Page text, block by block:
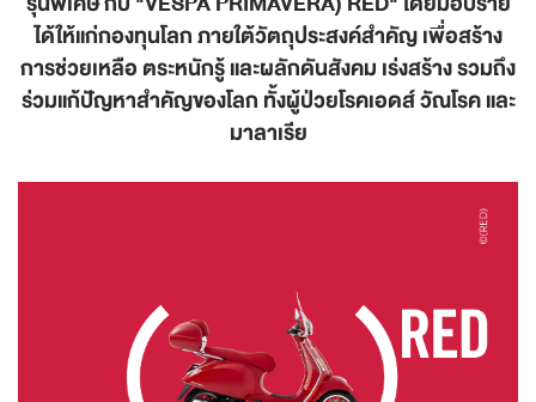
ได้ให้แก่กองทุนโลก ภายใต้วัตถุประสงค์สำคัญ เพื่อสร้าง
การช่วยเหลือ ตระหนักรู้ และผลักดันสังคม เร่งสร้าง รวมถึง
ร่วมแก้ปัญหาสำคัญของโลก ทั้งผู้ป่วยโรคเอดส์ วัณโรค และ
มาลาเรีย